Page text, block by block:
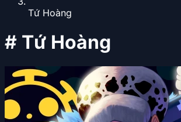
Tứ Hoàng
# Tứ Hoàng